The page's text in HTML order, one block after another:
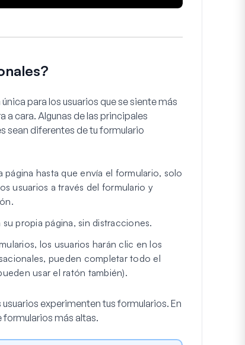
para los usuarios que se siente más
a cara. Algunas de las principales
sean diferentes de tu formulario
página hasta que envía el formulario, solo
usuarios a través del formulario y
propia página, sin distracciones.
los usuarios harán clic en los
pueden completar todo el
usar el ratón también).
experimenten tus formularios. En
más altas.